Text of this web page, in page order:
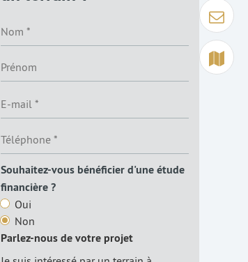
Contact
Terrain à
Souhaitez-vous bénéficier d'une étude
financière ?
Oui
Non
Parlez-nous de votre projet